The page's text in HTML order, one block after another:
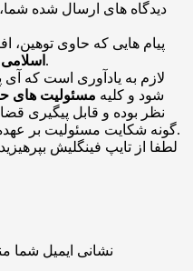
دیدگاه های ارسال شده
پیام هایی که حاوی توهین،
اسلامی باشد منتشر نخواهد شد.
لازم به یادآوری است که
شود و کلیه مسئولیت های
نظر بوده و قابل پیگیری
گونه شکایت مسئولیت بر عهده شخص نظر دهنده خواهد بود.
لطفا از تایپ فینگلیش
نشانی ایمیل شما